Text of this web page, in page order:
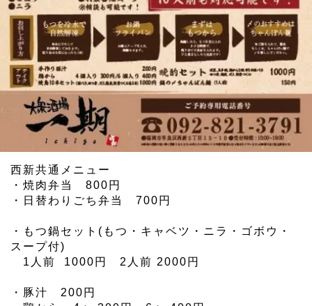
西新共通メニュー
・焼肉弁当 800円
・日替わりごち弁当 700円
・もつ鍋セット(もつ・キャベツ・ニラ・ゴボウ・
スープ付)
1人前 1000円 2人前 2000円
・豚汁 200円